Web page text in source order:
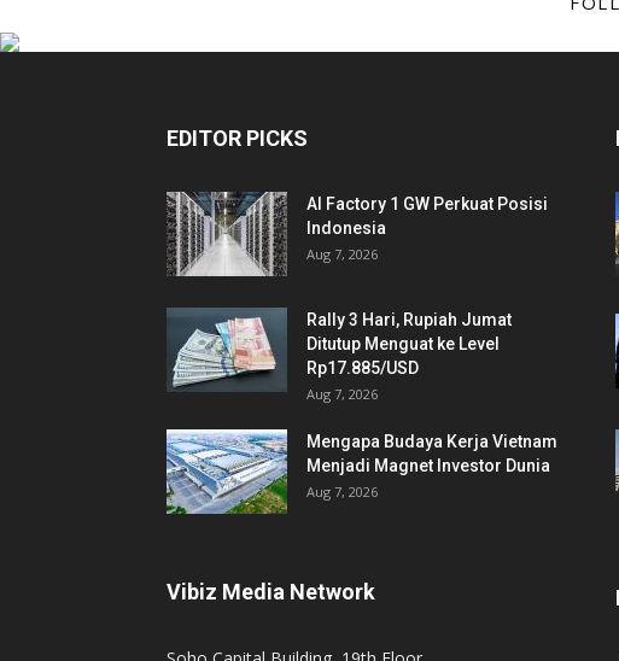
EDITOR PICKS
AI Factory 1 GW Perkuat Posisi
Indonesia
Aug 7, 2026
Rally 3 Hari, Rupiah Jumat
Ditutup Menguat ke Level
Rp17.885/USD
Aug 7, 2026
Mengapa Budaya Kerja Vietnam
Menjadi Magnet Investor Dunia
Aug 7, 2026
Vibiz Media Network